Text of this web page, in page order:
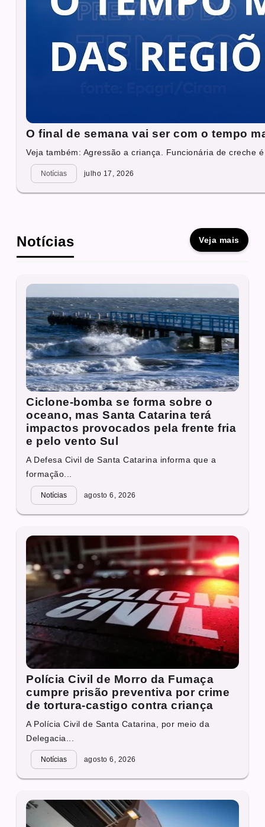
O final de semana vai ser com o tempo
Veja também: Agressão a criança. Funcionária de creche
Notícias julho 17, 2026
Notícias Veja mais
Ciclone-bomba se forma sobre o
oceano, mas Santa Catarina terá
impactos provocados pela frente fria
e pelo vento Sul
A Defesa Civil de Santa Catarina informa que a
formação...
Notícias agosto 6, 2026
Polícia Civil de Morro da Fumaça
cumpre prisão preventiva por crime
de tortura-castigo contra criança
A Polícia Civil de Santa Catarina, por meio da
Delegacia...
Notícias agosto 6, 2026